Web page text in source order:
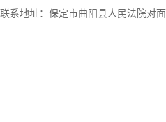
联系地址：保定市曲阳县人民法院对面